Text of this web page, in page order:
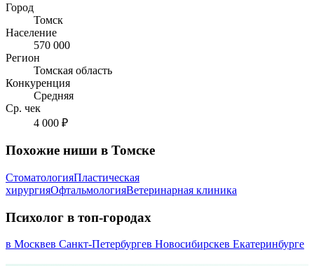
Город
Томск
Население
570 000
Регион
Томская область
Конкуренция
Средняя
Ср. чек
4 000 ₽
Похожие ниши в Томске
СтоматологияПластическая
хирургияОфтальмологияВетеринарная клиника
Психолог в топ-городах
в Москвев Санкт-Петербургев Новосибирскев Екатеринбурге